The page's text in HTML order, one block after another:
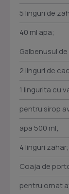
5 linguri de
40 ml apa;
Galbenusul de
2 linguri de
1 lingurita cu
pentru sirop
apa 500 ml;
4 linguri zahar;
Coaja de
pentru ornat